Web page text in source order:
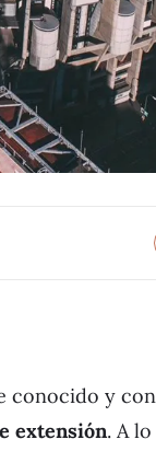
conocido y
extensión. A